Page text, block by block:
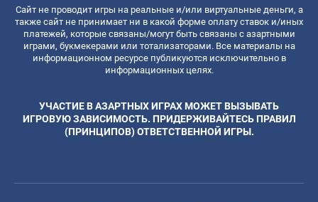
Сайт не проводит игры на реальные и/или виртуальные деньги, а
также сайт не принимает ни в какой форме оплату ставок и/иных
платежей, которые связаны/могут быть связаны с азартными
играми, букмекерами или тотализаторами. Все материалы на
информационном ресурсе публикуются исключительно в
информационных целях.
УЧАСТИЕ В АЗАРТНЫХ ИГРАХ МОЖЕТ ВЫЗЫВАТЬ
ИГРОВУЮ ЗАВИСИМОСТЬ. ПРИДЕРЖИВАЙТЕСЬ ПРАВИЛ
(ПРИНЦИПОВ) ОТВЕТСТВЕННОЙ ИГРЫ.